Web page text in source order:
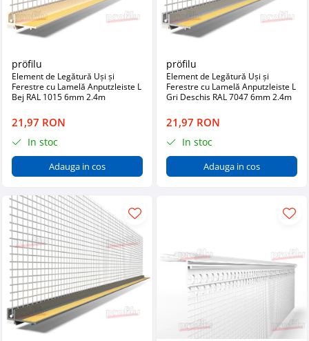
pröfilu
Element de Legătură Uși și
Ferestre cu Lamelă Anputzleiste L
Bej RAL 1015 6mm 2.4m
21,97 RON
In stoc
Adauga in cos
pröfilu
Element de Legătură Uși și
Ferestre cu Lamelă Anputzleiste L
Gri Deschis RAL 7047 6mm 2.4m
21,97 RON
In stoc
Adauga in cos